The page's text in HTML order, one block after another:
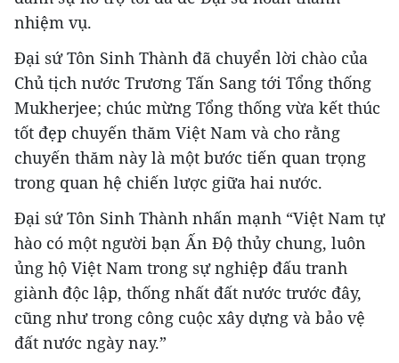
nhiệm vụ.
Đại sứ Tôn Sinh Thành đã chuyển lời chào của
Chủ tịch nước Trương Tấn Sang tới Tổng thống
Mukherjee; chúc mừng Tổng thống vừa kết thúc
tốt đẹp chuyến thăm Việt Nam và cho rằng
chuyến thăm này là một bước tiến quan trọng
trong quan hệ chiến lược giữa hai nước.
Đại sứ Tôn Sinh Thành nhấn mạnh “Việt Nam tự
hào có một người bạn Ấn Độ thủy chung, luôn
ủng hộ Việt Nam trong sự nghiệp đấu tranh
giành độc lập, thống nhất đất nước trước đây,
cũng như trong công cuộc xây dựng và bảo vệ
đất nước ngày nay.”